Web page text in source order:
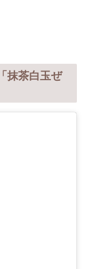
抹茶白玉ぜ